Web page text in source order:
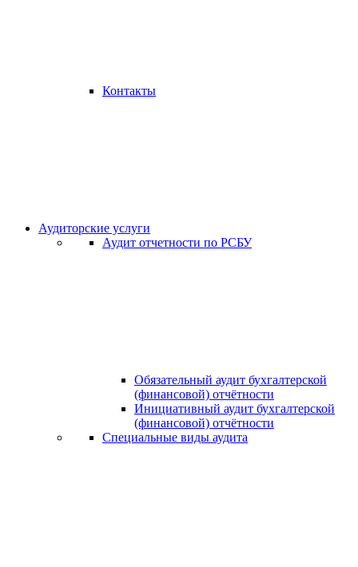
Контакты
Аудиторские услуги
Аудит отчетности по РСБУ
Обязательный аудит бухгалтерской
(финансовой) отчётности
Инициативный аудит бухгалтерской
(финансовой) отчётности
Специальные виды аудита